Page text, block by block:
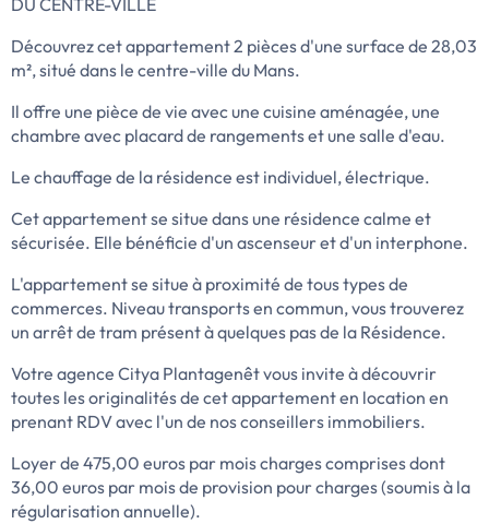
DU CENTRE-VILLE
Découvrez cet appartement 2 pièces d'une surface de 28,03
m², situé dans le centre-ville du Mans.
Il offre une pièce de vie avec une cuisine aménagée, une
chambre avec placard de rangements et une salle d'eau.
Le chauffage de la résidence est individuel, électrique.
Cet appartement se situe dans une résidence calme et
sécurisée. Elle bénéficie d'un ascenseur et d'un interphone.
L'appartement se situe à proximité de tous types de
commerces. Niveau transports en commun, vous trouverez
un arrêt de tram présent à quelques pas de la Résidence.
Votre agence Citya Plantagenêt vous invite à découvrir
toutes les originalités de cet appartement en location en
prenant RDV avec l'un de nos conseillers immobiliers.
Loyer de 475,00 euros par mois charges comprises dont
36,00 euros par mois de provision pour charges (soumis à la
régularisation annuelle).